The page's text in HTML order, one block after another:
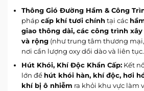
Thông Gió Đường Hầm & Công
phápcấp khí tươi chínhtại các
giao thông dài, các công trình
và rộng(như trung tâm thương mại,
nơi cần lượng oxy dồi dào và liên tục.
Hút Khói, Khí Độc Khẩn Cấp:Kết
lớn để hút khói hàn, khí độc, hơi
khí bị ô nhiễm ra khỏi khu vực làm